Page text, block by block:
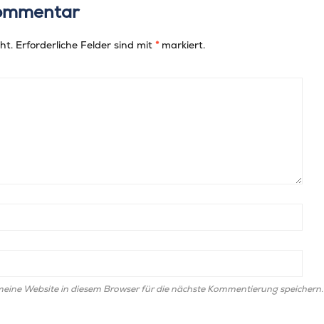
Erforderliche Felder sind mit *markiert.
Website in diesem Browser für die nächste Kommentierung speichern.